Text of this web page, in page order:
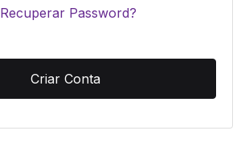
Recuperar Password?
Criar Conta